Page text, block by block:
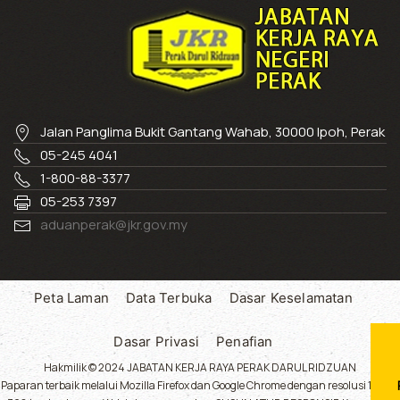
Jalan Panglima Bukit Gantang Wahab, 30000 Ipoh, Perak
05-245 4041
1-800-88-3377
05-253 7397
aduanperak@jkr.gov.my
Peta Laman Data Terbuka Dasar Keselamatan
Dasar Privasi Penafian
Hakmilik © 2024 JABATAN KERJA RAYA PERAK DARUL RIDZUAN
Paparan terbaik melalui Mozilla Firefox dan Google Chrome dengan resolusi 1024 x